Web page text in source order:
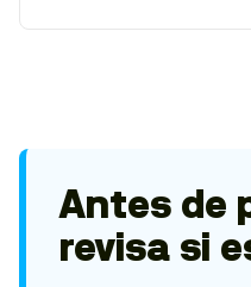
Antes de
revisa si